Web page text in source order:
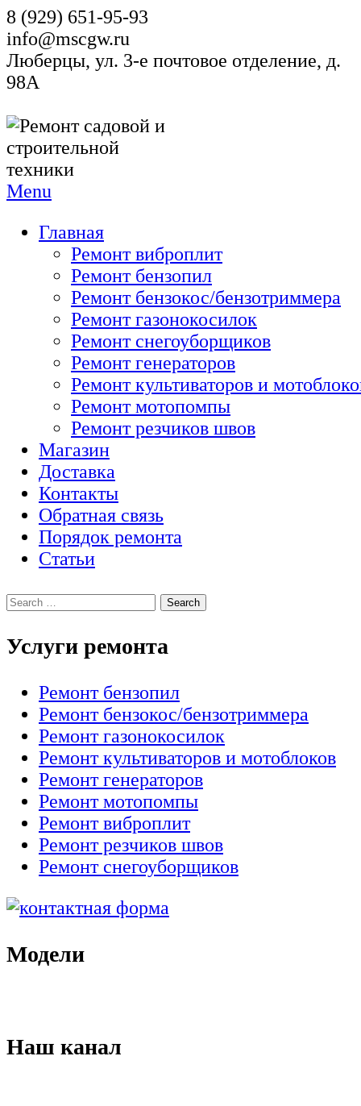
8 (929) 651-95-93
info@mscgw.ru
Люберцы, ул. 3-е почтовое отделение, д.
98А
Menu
Главная
Ремонт виброплит
Ремонт бензопил
Ремонт бензокос/бензотриммера
Ремонт газонокосилок
Ремонт снегоуборщиков
Ремонт генераторов
Ремонт культиваторов и
Ремонт мотопомпы
Ремонт резчиков швов
Магазин
Доставка
Контакты
Обратная связь
Порядок ремонта
Статьи
Услуги ремонта
Ремонт бензопил
Ремонт бензокос/бензотриммера
Ремонт газонокосилок
Ремонт культиваторов и мотоблоков
Ремонт генераторов
Ремонт мотопомпы
Ремонт виброплит
Ремонт резчиков швов
Ремонт снегоуборщиков
Модели
Наш канал